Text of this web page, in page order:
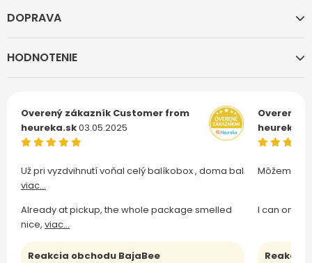
DOPRAVA
HODNOTENIE
Overený zákazník Customer from
heureka.sk03.05.2025
Už pri vyzdvihnutí voňal celý balíkobox , doma bal
viac...
Already at pickup, the whole package smelled
nice, viac...
Reakcia obchodu BajaBee
Overený
Môžem len
I can only
Reakcia